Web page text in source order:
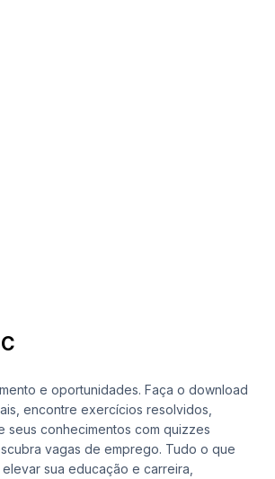
e oportunidades. Faça o download
encontre exercícios resolvidos,
seus conhecimentos com quizzes
vagas de emprego. Tudo o que
sua educação e carreira,